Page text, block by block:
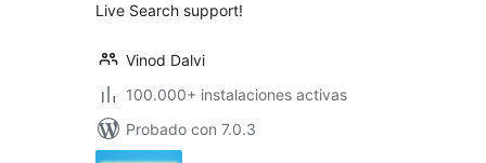
Live Search support!
Vinod Dalvi
100.000+ instalaciones activas
Probado con 7.0.3